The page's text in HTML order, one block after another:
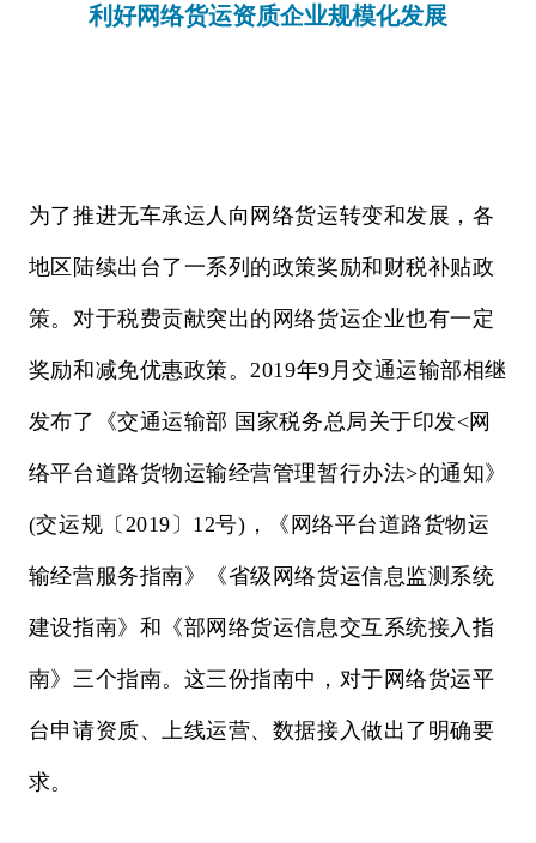
利好网络货运资质企业规模化发展
为了推进无车承运人向网络货运转变和发展，各
地区陆续出台了一系列的政策奖励和财税补贴政
策。对于税费贡献突出的网络货运企业也有一定
奖励和减免优惠政策。2019年9月交通运输部相继
发布了《交通运输部 国家税务总局关于印发<网
络平台道路货物运输经营管理暂行办法>的通知》
(交运规〔2019〕12号)，《网络平台道路货物运
输经营服务指南》《省级网络货运信息监测系统
建设指南》和《部网络货运信息交互系统接入指
南》三个指南。这三份指南中，对于网络货运平
台申请资质、上线运营、数据接入做出了明确要
求。